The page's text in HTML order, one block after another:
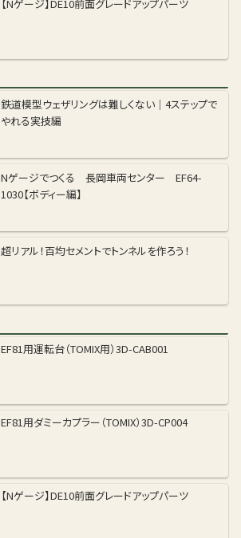
【Nゲージ】DE10前面グレードアップパーツ
鉄道模型ウェザリングは難しくない｜4ステップで
やれる実技編
Nゲージでつくる 長岡車両センター EF64-
1030【ボディー編】
超リアル！百均セメントでトンネルを作ろう！
EF81用運転台（TOMIX用）3D-CAB001
EF81用ダミーカプラー（TOMIX）3D-CP004
【Nゲージ】DE10前面グレードアップパーツ